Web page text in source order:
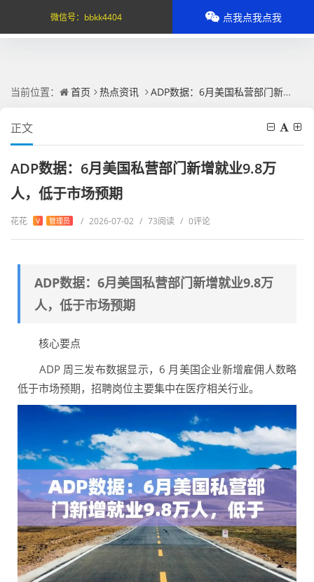
当前位置： 首页 热点资讯 ADP数据：6月美国私营部门新增就业9.8万人，低于市场预期
正文
ADP数据：6月美国私营部门新增就业9.8万
人，低于市场预期
花花 V 管理员 / 2026-07-02 / 73阅读 / 0评论
ADP数据：6月美国私营部门新增就业9.8万
人，低于市场预期
核心要点
ADP 周三发布数据显示，6 月美国企业新增雇佣人数略
低于市场预期，招聘岗位主要集中在医疗相关行业。
微信号： bbkk4404 点我点我点我